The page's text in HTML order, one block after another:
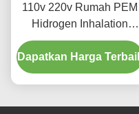
110v 220v Rumah PEM
Hidrogen Inhalation
Therapy Mesin 3000ml
Dapatkan Harga